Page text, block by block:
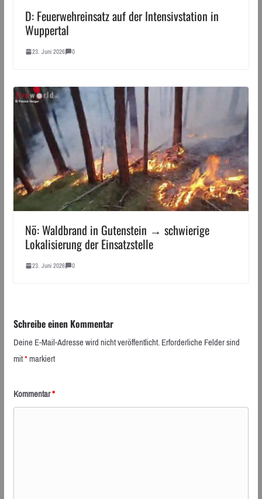
D: Feuerwehreinsatz auf der Intensivstation in
Wuppertal
23. Juni 2026 0
Nö: Waldbrand in Gutenstein → schwierige
Lokalisierung der Einsatzstelle
23. Juni 2026 0
Schreibe einen Kommentar
Deine E-Mail-Adresse wird nicht veröffentlicht.Erforderliche Felder sind
mit*markiert
Kommentar*